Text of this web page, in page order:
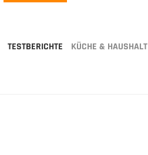
TESTBERICHTE KÜCHE & HAUSHALT